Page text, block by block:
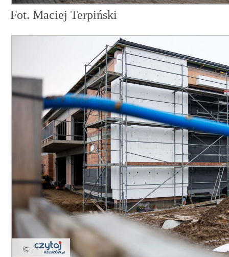
Fot. Maciej Terpiński